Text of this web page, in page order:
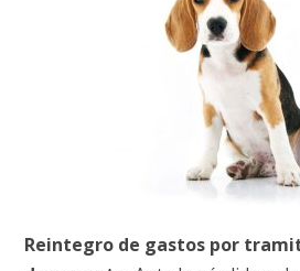
Reintegro de gastos por